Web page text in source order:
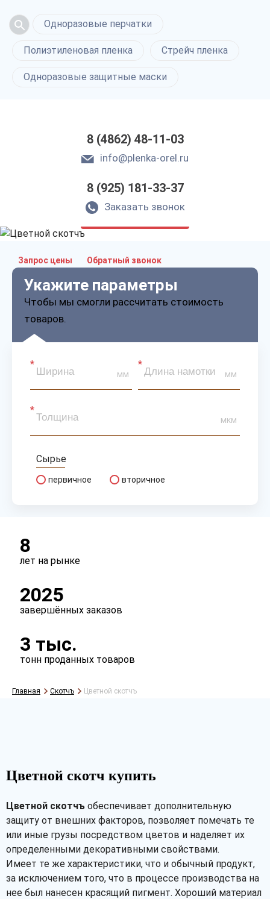
Одноразовые перчатки
Полиэтиленовая пленка Стрейч пленка
Одноразовые защитные маски
8 (4862) 48-11-03
info@plenka-orel.ru
8 (925) 181-33-37
Заказать звонок
Цветной скотчъ
в Орле
Запрос цены Обратный звонок
Укажите параметры
Чтобы мы смогли рассчитать стоимость
товаров.
мм мм
мкм
Сырье
первичное вторичное
8
лет на рынке
2025
завершённых заказов
3 тыс.
тонн проданных товаров
Главная Скотчъ Цветной скотчъ
Цветной скотч купить
Цветной скотчъ обеспечивает дополнительную
защиту от внешних факторов, позволяет помечать те
или иные грузы посредством цветов и наделяет их
определенными декоративными свойствами.
Имеет те же характеристики, что и обычный продукт,
за исключением того, что в процессе производства на
нее был нанесен красящий пигмент. Хороший материал